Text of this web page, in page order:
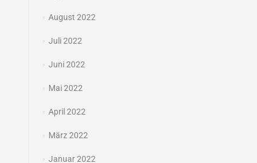
August 2022
Juli 2022
Juni 2022
Mai 2022
April 2022
März 2022
Januar 2022